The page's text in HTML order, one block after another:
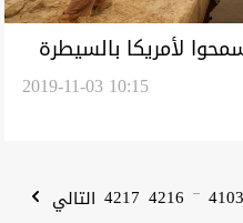
لأمريكا بالسيطرة
2019-11-03 10:15
4103
...
4216
4217 التالي